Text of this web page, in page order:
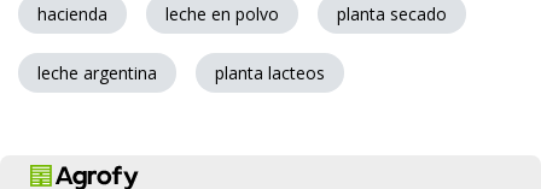
hacienda leche en polvo planta secado
leche argentina planta lacteos